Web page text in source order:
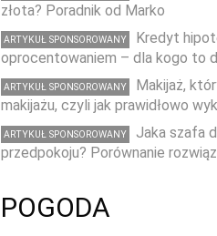
złota? Poradnik od Marko
ARTYKUŁ SPONSOROWANY
Kredyt
oprocentowaniem – dla kogo to
ARTYKUŁ SPONSOROWANY
Makijaż,
makijażu, czyli jak prawidłowo
ARTYKUŁ SPONSOROWANY
Jaka szafa
przedpokoju? Porównanie
POGODA